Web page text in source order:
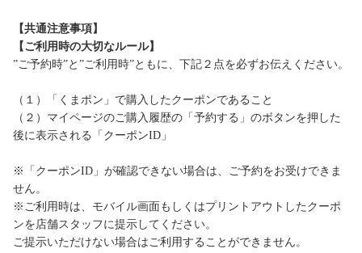
【共通注意事項】
【ご利用時の大切なルール】
”ご予約時”と”ご利用時”ともに、下記２点を必ずお伝えください。
（１）「くまポン」で購入したクーポンであること
（２）マイページのご購入履歴の「予約する」のボタンを押した
後に表示される「クーポンID」
※「クーポンID」が確認できない場合は、ご予約をお受けできま
せん。
※ご利用時は、モバイル画面もしくはプリントアウトしたクーポ
ンを店舗スタッフに提示してください。
ご提示いただけない場合はご利用することができません。